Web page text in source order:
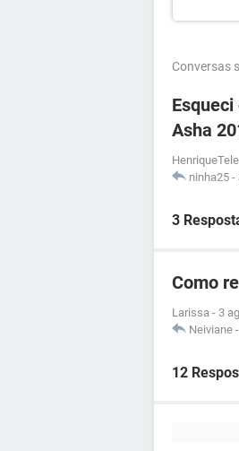
Conversas
Asha
ninha25 -
3
Como
Larissa - 3
Neiviane -
12